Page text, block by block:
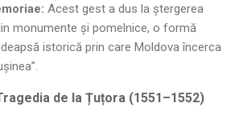
Acest gest a dus la ștergerea
monumente și pomelnice, o formă
istorică prin care Moldova încerca
de la Țuțora (1551–1552)